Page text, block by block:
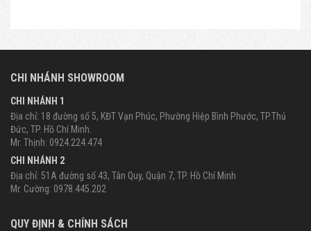
CHI NHÁNH SHOWROOM
CHI NHÁNH 1
Địa chỉ: 18 đường số 5, KĐT Vạn Phúc, Phường Hiệp Bình Phước, TP.Thủ
Đức, TP. Hồ Chí Minh.
Mr. Thịnh: 0924.224.474
CHI NHÁNH 2
Địa chỉ: 51A đường số 43, Tân Quy, Quận 7, TP. Hồ Chí Minh
Mr. Cường: 0978.445.202
QUY ĐỊNH & CHÍNH SÁCH